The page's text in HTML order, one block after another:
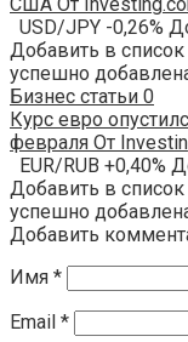
USD/JPY -0,26%
Добавить в
успешно
Бизнес статьи 0
Курс евро
февраля От
EUR/RUB +0,40%
Добавить в
успешно
Добавить
Имя *
Email *